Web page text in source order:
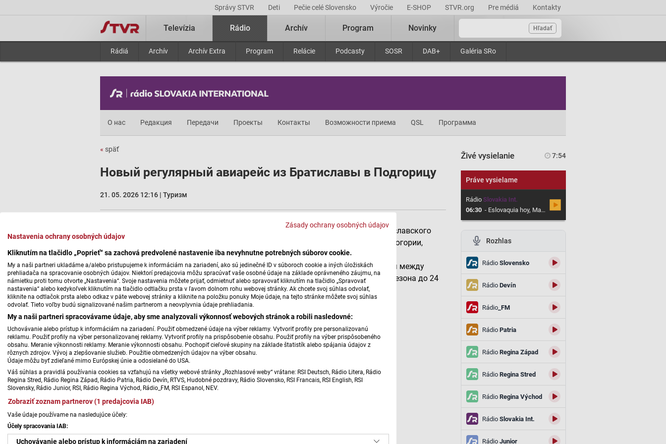
Zásady ochrany osobných údajov
Nastavenia ochrany osobných údajov
Kliknutím na tlačidlo „Poprieť“ sa zachová predvolené nastavenie iba nevyhnutne potrebných súborov cookie.
My a naši partneri ukladáme a/alebo pristupujeme k informáciám na zariadení, ako sú jedinečné ID v súboroch cookie a iných úložiskách
prehliadača na spracovanie osobných údajov. Niektorí predajcovia môžu spracúvať vaše osobné údaje na základe oprávneného záujmu, na
námietku proti tomu otvorte „Nastavenia“. Svoje nastavenia môžete prijať, odmietnuť alebo spravovať kliknutím na tlačidlo „Spravovať
nastavenia“ alebo kedykoľvek kliknutím na tlačidlo odtlačku prsta v ľavom dolnom rohu webovej stránky. Ak chcete svoj súhlas odvolať,
kliknite na odtlačok prsta alebo odkaz v päte webovej stránky a kliknite na položku ponuky Moje údaje, na tejto stránke môžete svoj súhlas
odvolať. Tieto voľby budú signalizované našim partnerom a neovplyvnia údaje prehliadania.
My a naši partneri spracovávame údaje, aby sme analyzovali výkonnosť webových stránok a robili nasledovné:
Uchovávanie alebo prístup k informáciám na zariadení. Použiť obmedzené údaje na výber reklamy. Vytvoriť profily pre personalizovanú
reklamu. Použiť profily na výber personalizovanej reklamy. Vytvoriť profily na prispôsobenie obsahu. Použiť profily na výber prispôsobeného
obsahu. Meranie výkonnosti reklamy. Meranie výkonnosti obsahu. Pochopiť cieľové skupiny na základe štatistík alebo spájania údajov z
rôznych zdrojov. Vývoj a zlepšovanie služieb. Použitie obmedzených údajov na výber obsahu.
Údaje môžu byť zdieľané mimo Európskej únie a odosielané do USA.
Váš súhlas a pravidlá používania cookies sa vzťahujú na všetky webové stránky „Rozhlasové weby“ vrátane: RSI Deutsch, Rádio Litera, Rádio
Regina Stred, Rádio Regina Západ, Rádio Patria, Rádio Devín, RTVS, Hudobné pozdravy, Rádio Slovensko, RSI Francais, RSI English, RSI
Slovensky, Rádio Junior, RSI, Rádio Regina Východ, Rádio_FM, RSI Espanol, NEV.
Zobraziť zoznam partnerov (1 predajcovia IAB)
Vaše údaje používame na nasledujúce účely:
Účely spracovania IAB:
Uchovávanie alebo prístup k informáciám na zariadení
Správy STVR Deti Pečie celé Slovensko Výročie E-SHOP STVR.org Pre médiá Kontakty
Hľadať
Televízia Rádio
Rádiá Archív Archív Extra Program Relácie Podcasty SOSR DAB+ Galéria SRo
Archív Program Novinky
О нас Редакция Передачи Проекты Контакты Возможности приема QSL Программа
« späť
Новый регулярный авиарейс из Братиславы в Подгорицу
21. 05. 2026 12:16 | Туризм
С 21 мая начнутся регулярные рейсы из братиславского
аэропорта им. М. Р. Штефаника в столицу Черногории,
Подгорицу. Новый сезонный маршрут запущен
авиакомпанией Wizz Air. Он будет выполняться между
Братиславой и Подгорицей в течение летнего сезона до 24
октября 2026 года.
Источник: TASR
Автор: Алена Ганёва, Фото: TASR
Živé vysielanie 7:54
Práve vysielame
RádioSlovakia Int.
06:30 - Eslovaquia hoy, Magazín sobre Eslovaquia
Rozhlas
RádioSlovensko
RádioDevín
Rádio_FM
RádioPatria
RádioRegina Západ
RádioRegina Stred
RádioRegina Východ
RádioSlovakia Int.
RádioJunior